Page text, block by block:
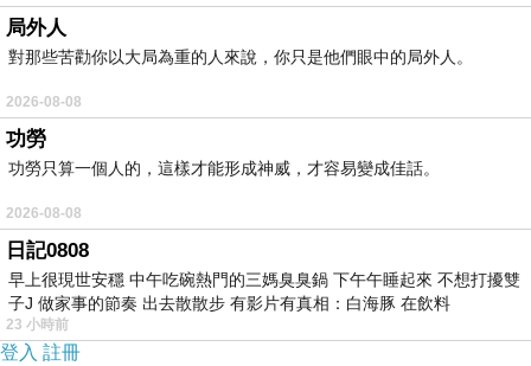
局外人
對那些苦勸你以大局為重的人來說，你只是他們眼中的局外人。
2026-08-08
功勞
功勞只算一個人的，這樣才能形成神威，才容易變成佳話。
2026-08-08
日記0808
早上很現世安穩 中午吃碗熱門的三媽臭臭鍋 下午午睡起來 不想打擾雙
子J 做家事的節奏 出去散散步 有影片有真相：白海豚 在飲料
23 小時前
登入 註冊